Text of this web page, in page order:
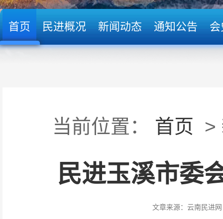
首页 民进概况 新闻动态 通知公告 会
当前位置： 首页 >
民进玉溪市委
文章来源： 云南民进网